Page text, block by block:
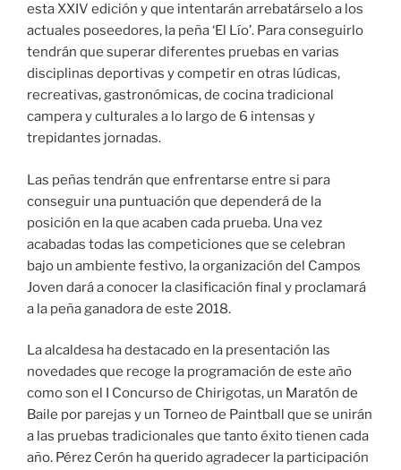
esta XXIV edición y que intentarán arrebatárselo a los
actuales poseedores, la peña ‘El Lío’. Para conseguirlo
tendrán que superar diferentes pruebas en varias
disciplinas deportivas y competir en otras lúdicas,
recreativas, gastronómicas, de cocina tradicional
campera y culturales a lo largo de 6 intensas y
trepidantes jornadas.
Las peñas tendrán que enfrentarse entre si para
conseguir una puntuación que dependerá de la
posición en la que acaben cada prueba. Una vez
acabadas todas las competiciones que se celebran
bajo un ambiente festivo, la organización del Campos
Joven dará a conocer la clasificación final y proclamará
a la peña ganadora de este 2018.
La alcaldesa ha destacado en la presentación las
novedades que recoge la programación de este año
como son el I Concurso de Chirigotas, un Maratón de
Baile por parejas y un Torneo de Paintball que se unirán
a las pruebas tradicionales que tanto éxito tienen cada
año. Pérez Cerón ha querido agradecer la participación